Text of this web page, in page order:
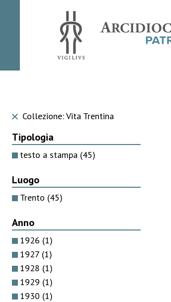
Collezione: Vita Trentina
Tipologia
testo a stampa (45)
Luogo
Trento (45)
Anno
1926 (1)
1927 (1)
1928 (1)
1929 (1)
1930 (1)